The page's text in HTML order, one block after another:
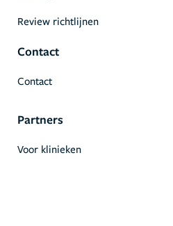
Review richtlijnen
Contact
Contact
Partners
Voor klinieken